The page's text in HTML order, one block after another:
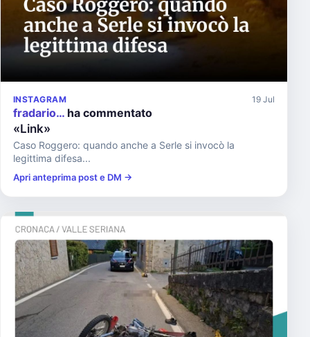
INSTAGRAM 19 Jul
fradario… ha commentato
«Link»
Caso Roggero: quando anche a Serle si invocò la
legittima difesa...
Apri anteprima post e DM →